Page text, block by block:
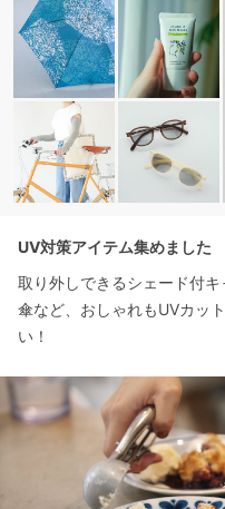
UV対策アイテム集めました
取り外しできるシェード付
傘など、おしゃれもUVカッ
い！